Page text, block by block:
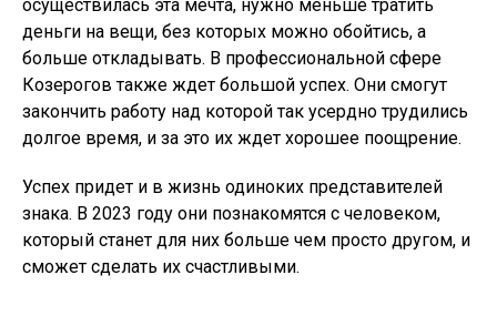
осуществилась эта мечта, нужно меньше тратить
деньги на вещи, без которых можно обойтись, а
больше откладывать. В профессиональной сфере
Козерогов также ждет большой успех. Они смогут
закончить работу над которой так усердно трудились
долгое время, и за это их ждет хорошее поощрение.
Успех придет и в жизнь одиноких представителей
знака. В 2023 году они познакомятся с человеком,
который станет для них больше чем просто другом, и
сможет сделать их счастливыми.